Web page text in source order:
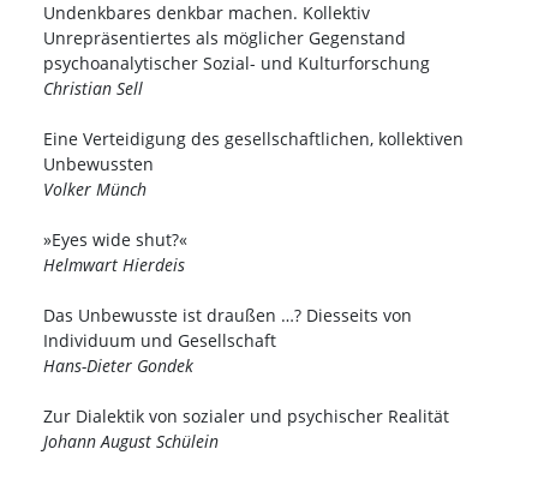
Undenkbares denkbar machen. Kollektiv
Unrepräsentiertes als möglicher Gegenstand
psychoanalytischer Sozial- und Kulturforschung
Christian Sell
Eine Verteidigung des gesellschaftlichen, kollektiven
Unbewussten
Volker Münch
»Eyes wide shut?«
Helmwart Hierdeis
Das Unbewusste ist draußen …? Diesseits von
Individuum und Gesellschaft
Hans-Dieter Gondek
Zur Dialektik von sozialer und psychischer Realität
Johann August Schülein